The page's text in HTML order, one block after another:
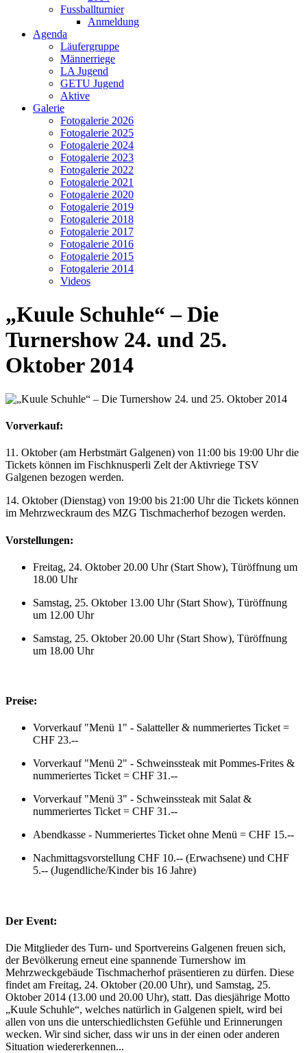
Fussballturnier
Anmeldung
Agenda
Läufergruppe
Männerriege
LA Jugend
GETU Jugend
Aktive
Galerie
Fotogalerie 2026
Fotogalerie 2025
Fotogalerie 2024
Fotogalerie 2023
Fotogalerie 2022
Fotogalerie 2021
Fotogalerie 2020
Fotogalerie 2019
Fotogalerie 2018
Fotogalerie 2017
Fotogalerie 2016
Fotogalerie 2015
Fotogalerie 2014
Videos
„Kuule Schuhle“ – Die
Turnershow 24. und 25.
Oktober 2014
Vorverkauf:
11. Oktober (am Herbstmärt Galgenen) von 11:00 bis 19:00 Uhr die
Tickets können im Fischknusperli Zelt der Aktivriege TSV
Galgenen bezogen werden.
14. Oktober (Dienstag) von 19:00 bis 21:00 Uhr die Tickets können
im Mehrzweckraum des MZG Tischmacherhof bezogen werden.
Vorstellungen:
Freitag, 24. Oktober 20.00 Uhr (Start Show), Türöffnung um
18.00 Uhr
Samstag, 25. Oktober 13.00 Uhr (Start Show), Türöffnung
um 12.00 Uhr
Samstag, 25. Oktober 20.00 Uhr (Start Show), Türöffnung
um 18.00 Uhr
Preise:
Vorverkauf "Menü 1" - Salatteller & nummeriertes Ticket =
CHF 23.--
Vorverkauf "Menü 2" - Schweinssteak mit Pommes-Frites &
nummeriertes Ticket = CHF 31.--
Vorverkauf "Menü 3" - Schweinssteak mit Salat &
nummeriertes Ticket = CHF 31.--
Abendkasse - Nummeriertes Ticket ohne Menü = CHF 15.--
Nachmittagsvorstellung CHF 10.-- (Erwachsene) und CHF
5.-- (Jugendliche/Kinder bis 16 Jahre)
Der Event:
Die Mitglieder des Turn- und Sportvereins Galgenen freuen sich,
der Bevölkerung erneut eine spannende Turnershow im
Mehrzweckgebäude Tischmacherhof präsentieren zu dürfen. Diese
findet am Freitag, 24. Oktober (20.00 Uhr), und Samstag, 25.
Oktober 2014 (13.00 und 20.00 Uhr), statt. Das diesjährige Motto
„Kuule Schuhle“, welches natürlich in Galgenen spielt, wird bei
allen von uns die unterschiedlichsten Gefühle und Erinnerungen
wecken. Wir sind sicher, dass wir uns in der einen oder anderen
Situation wiedererkennen...